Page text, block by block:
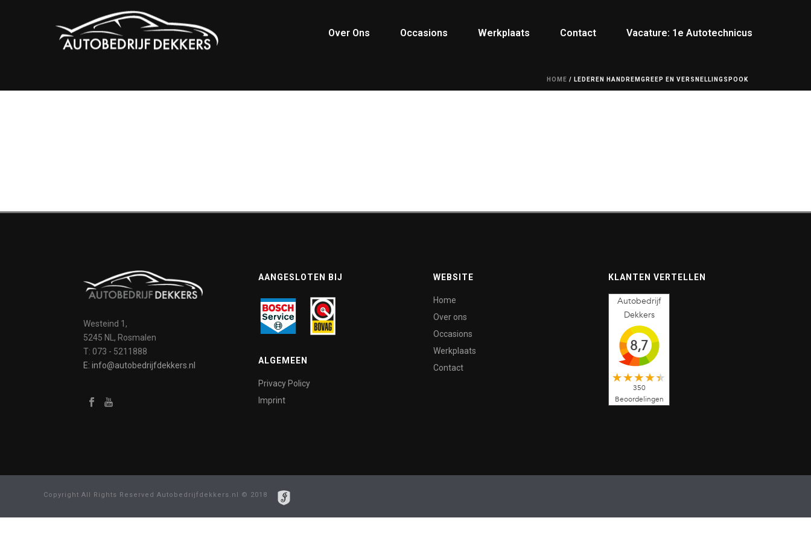
Over Ons Occasions Werkplaats Contact Vacature: 1e Autotechnicus
HOME / LEDEREN HANDREMGREEP EN VERSNELLINGSPOOK
Westeind 1,
5245 NL, Rosmalen
T: 073 - 5211888
E: info@autobedrijfdekkers.nl
AANGESLOTEN BIJ
ALGEMEEN
Privacy Policy
Imprint
WEBSITE
Home
Over ons
Occasions
Werkplaats
Contact
KLANTEN VERTELLEN
Autobedrijf
Dekkers
8,7
350
Beoordelingen
Copyright All Rights Reserved Autobedrijfdekkers.nl © 2018